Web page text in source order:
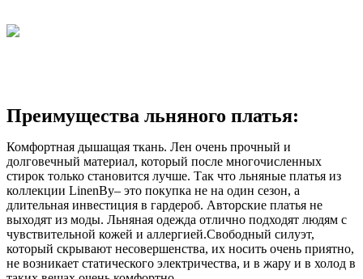
Преимущества льняного платья:
Комфортная дышащая ткань. Лен очень прочный и
долговечный материал, который после многочисленных
стирок только становится лучше. Так что льняные платья из
коллекции LinenBy– это покупка не на один сезон, а
длительная инвестиция в гардероб. Авторские платья не
выходят из моды. Льняная одежда отлично подходят людям с
чувствительной кожей и аллергией.Свободный силуэт,
который скрывают несовершенства, их носить очень приятно,
не возникает статического электричества, и в жару и в холод в